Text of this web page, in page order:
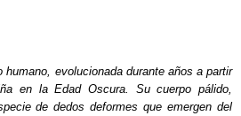
humano, evolucionada durante años a partir
en la Edad Oscura. Su cuerpo pálido,
de dedos deformes que emergen del